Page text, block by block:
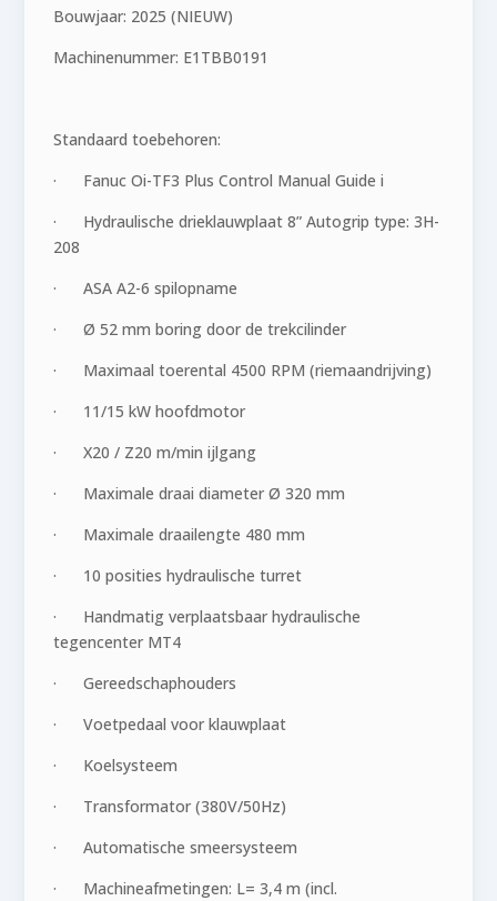
Bouwjaar: 2025 (NIEUW)
Machinenummer: E1TBB0191
Standaard toebehoren:
· Fanuc Oi-TF3 Plus Control Manual Guide i
· Hydraulische drieklauwplaat 8” Autogrip type: 3H-
208
· ASA A2-6 spilopname
· Ø 52 mm boring door de trekcilinder
· Maximaal toerental 4500 RPM (riemaandrijving)
· 11/15 kW hoofdmotor
· X20 / Z20 m/min ijlgang
· Maximale draai diameter Ø 320 mm
· Maximale draailengte 480 mm
· 10 posities hydraulische turret
· Handmatig verplaatsbaar hydraulische
tegencenter MT4
· Gereedschaphouders
· Voetpedaal voor klauwplaat
· Koelsysteem
· Transformator (380V/50Hz)
· Automatische smeersysteem
· Machineafmetingen: L= 3,4 m (incl.